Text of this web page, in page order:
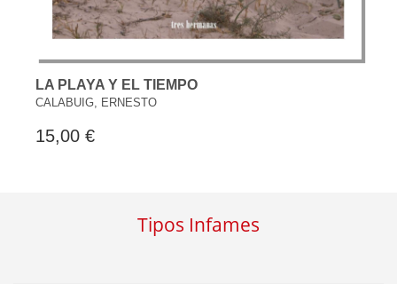
LA PLAYA Y EL TIEMPO
CALABUIG, ERNESTO
15,00 €
Tipos Infames